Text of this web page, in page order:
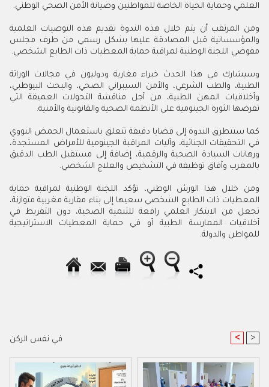
العلمي وحماية الحياة الخاصة للمواطنين وصيانة الأمن الصحي الوطني.
ومن المرتقب أن يتم خلال هذه الندوة تقديم هذه التوصيات العلمية
والمؤسساتية قبل المصادقة عليها بشكل رسمي من طرف مجلس
مفوضي اللجنة الوطنية لمراقبة حماية المعطيات ذات الطابع الشخصي.
وسيشارك في هذا الحدث خبراء مغاربة ودوليون في مجالات الوراثة
الطبية، والطب الشرعي، والأمن السيبراني الصحي، والبحث البيوطبي،
وأخلاقيات المهن الطبية، من أجل مناقشة التحولات العميقة التي
تفرضها الثورة الجينومية على الأنظمة الصحية والقانونية والأمنية.
كما ستتطرق الندوة إلى قضايا دقيقة تتعلق باستعمال الحمض النووي
في التحقيقات الجنائية، وآليات المراقبة الجينومية للأمراض المستجدة،
ورهانات السيادة الصحية والرقمية، إضافة إلى مستقبل الطب الدقيق
بالمغرب وآفاق توظيفه في التشخيص والعلاج الشخصي.
ومن خلال هذا الورش الوطني، تؤكد اللجنة الوطنية لمراقبة حماية
المعطيات ذات الطابع الشخصي سعيها إلى بناء مقاربة مغربية متوازنة،
تجعل من الابتكار العلمي رافعة للتنمية الصحية، دون التفريط في
أخلاقيات الممارسة الطبية أو في حماية المعطيات الاستراتيجية
للمواطن والدولة.
في نفس الركن < >